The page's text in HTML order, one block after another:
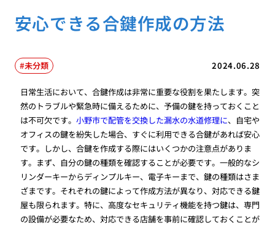
安心できる合鍵作成の方法
2024.06.28
未分類
日常生活において、合鍵作成は非常に重要な役割を果たします。突
然のトラブルや緊急時に備えるために、予備の鍵を持っておくこと
は不可欠です。小野市で配管を交換した漏水の水道修理に、自宅や
オフィスの鍵を紛失した場合、すぐに利用できる合鍵があれば安心
です。しかし、合鍵を作成する際にはいくつかの注意点がありま
す。まず、自分の鍵の種類を確認することが必要です。一般的なシ
リンダーキーからディンプルキー、電子キーまで、鍵の種類はさま
ざまです。それぞれの鍵によって作成方法が異なり、対応できる鍵
屋も限られます。特に、高度なセキュリティ機能を持つ鍵は、専門
の設備が必要なため、対応できる店舗を事前に確認しておくことが